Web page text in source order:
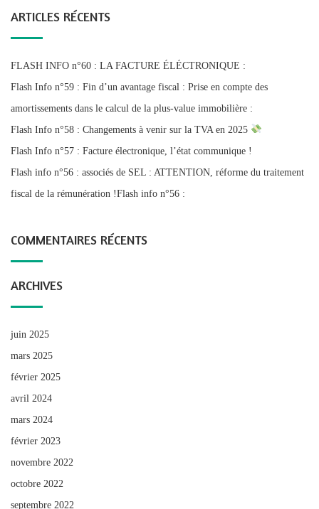
ARTICLES RÉCENTS
FLASH INFO n°60 : LA FACTURE ÉLÉCTRONIQUE :
Flash Info n°59 : Fin d’un avantage fiscal : Prise en compte des
amortissements dans le calcul de la plus-value immobilière :
Flash Info n°58 : Changements à venir sur la TVA en 2025
Flash Info n°57 : Facture électronique, l’état communique !
Flash info n°56 : associés de SEL : ATTENTION, réforme du traitement
fiscal de la rémunération !Flash info n°56 :
COMMENTAIRES RÉCENTS
ARCHIVES
juin 2025
mars 2025
février 2025
avril 2024
mars 2024
février 2023
novembre 2022
octobre 2022
septembre 2022